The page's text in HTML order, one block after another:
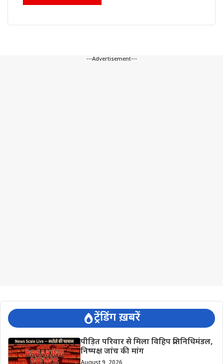
---Advertisement---
ट्रेंडिंग ख़बरें
पीड़ित परिवार से मिला विहिप प्रतिनिधिमंडल,
निष्पक्ष जांच की मांग